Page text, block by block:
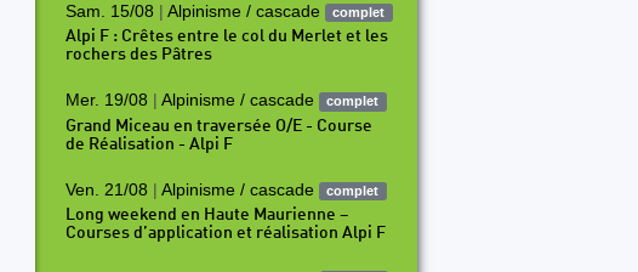
Sam. 15/08 | Alpinisme / cascade complet
Alpi F : Crêtes entre le col du Merlet et les
rochers des Pâtres
Mer. 19/08 | Alpinisme / cascade complet
Grand Miceau en traversée O/E - Course
de Réalisation - Alpi F
Ven. 21/08 | Alpinisme / cascade complet
Long weekend en Haute Maurienne –
Courses d’application et réalisation Alpi F